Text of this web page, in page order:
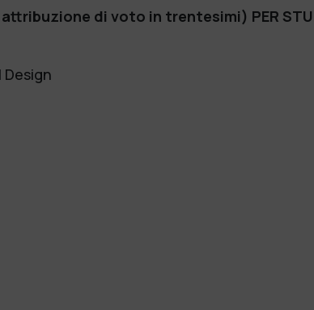
di voto in trentesimi) PER